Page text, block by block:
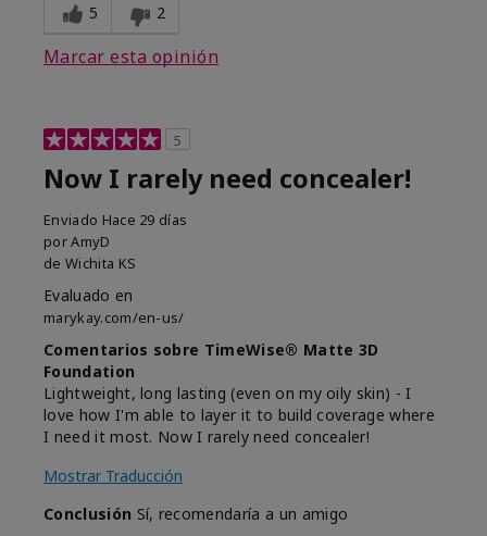
5 2
Marcar esta opinión
5
Now I rarely need concealer!
Enviado Hace 29 días
porAmyD
de Wichita KS
Evaluado en
marykay.com/en-us/
Comentarios sobre TimeWise® Matte 3D
Foundation
Lightweight, long lasting (even on my oily skin) - I
love how I'm able to layer it to build coverage where
I need it most. Now I rarely need concealer!
Mostrar Traducción
Conclusión Sí, recomendaría a un amigo